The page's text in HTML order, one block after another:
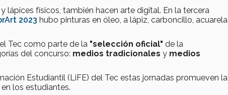
lápices físicos, también hacen arte digital. En la tercera
2023 hubo pinturas en óleo, a lápiz, carboncillo, acuarela
Tec como parte de la "selección oficial" de la
del concurso: medios tradicionales y medios
Estudiantil (LiFE) del Tec estas jornadas promueven la
los estudiantes.